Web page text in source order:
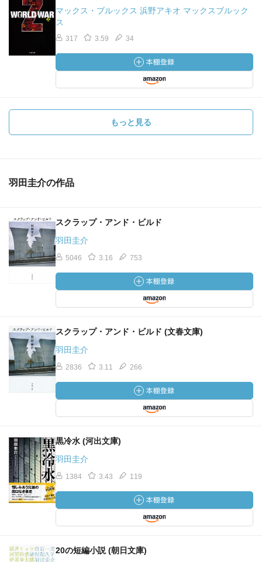
マックス・ブルックス 浜野アキオ マックスブルック
ス
317 3.59 34
もっと見る
羽田圭介の作品
スクラップ・アンド・ビルド
羽田圭介
5046 3.16 753
スクラップ・アンド・ビルド (文春文庫)
羽田圭介
2836 3.11 266
黒冷水 (河出文庫)
羽田圭介
1384 3.43 119
20の短編小説 (朝日文庫)